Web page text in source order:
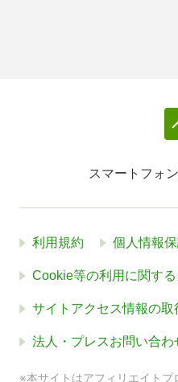
スマートフォ
利用規約 個人情報
Cookie等の利用に関す
サイトアクセス情報の取
法人・プレスお問い合わ
※本サイトはアフィリエイトプ